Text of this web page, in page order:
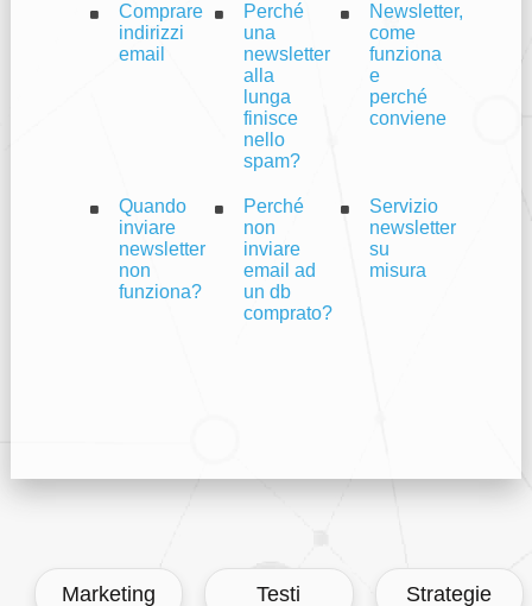
Comprare
indirizzi
email
Perché
una
newsletter
alla
lunga
finisce
nello
spam?
Newsletter,
come
funziona
e
perché
conviene
Quando
inviare
newsletter
non
funziona?
Perché
non
inviare
email ad
un db
comprato?
Servizio
newsletter
su
misura
Marketing Testi Strategie